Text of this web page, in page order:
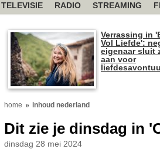
TELEVISIE RADIO STREAMING
Verrassing in
Vol Liefde':
eigenaar sluit
aan voor
home inhoud nederland
Dit zie je dinsdag in
dinsdag 28 mei 2024